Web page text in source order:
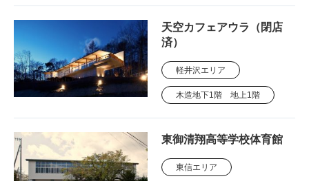
天空カフェアウラ（閉店
済）
軽井沢エリア
木造地下1階 地上1階
東御清翔高等学校体育館
東信エリア